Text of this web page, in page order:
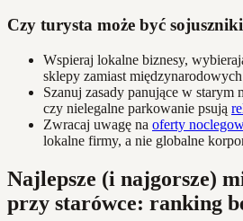
Czy turysta może być
Wspieraj lokalne biznesy,
sklepy zamiast
Szanuj zasady panujące w starym
czy nielegalne parkowanie psują
Zwracaj uwagę na oferty
lokalne firmy, a nie globalne
Najlepsze (i najgorsze)
przy starówce: ranking